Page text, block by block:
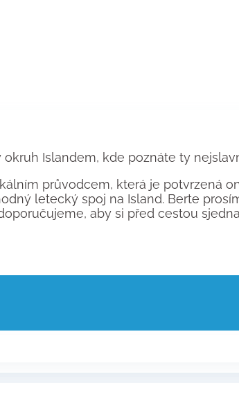
Islandem, kde poznáte ty
průvodcem, která je potvrzená
letecký spoj na Island. Berte
aby si před cestou